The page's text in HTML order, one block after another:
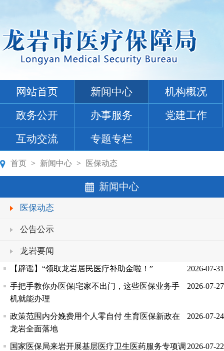
网站首页 新闻中心
机构概况
政务公开
办事服务
党建工作
互动交流
专题专栏
首页 > 新闻中心 > 医保动态
新闻中心
医保动态
公告公示
龙岩要闻
2026-07-31
【辟谣】“领取龙岩居民医疗补助金啦！”
2026-07-27
手把手教你办医保|宅家不出门，这些医保业务手
机就能办理
2026-07-24
政策范围内分娩费用个人零自付 生育医保新政在
龙岩全面落地
2026-07-22
国家医保局来岩开展基层医疗卫生医药服务专项调